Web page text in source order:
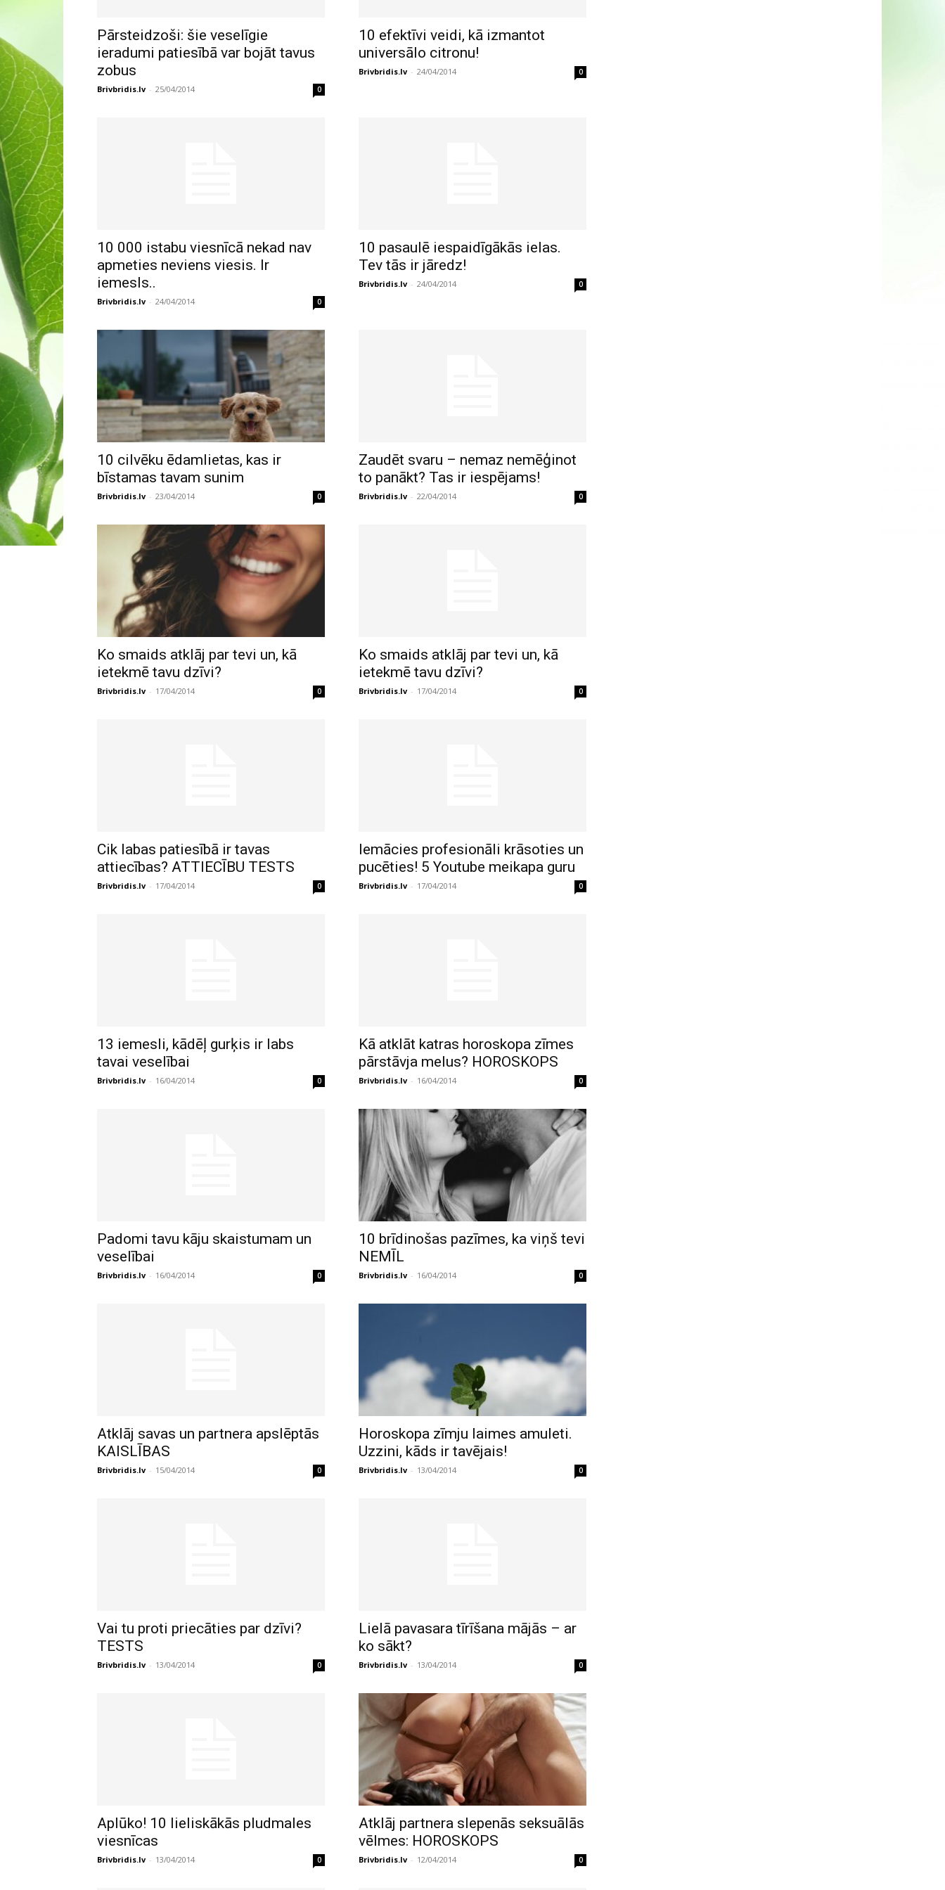
Pārsteidzoši: šie veselīgie
ieradumi patiesībā var bojāt tavus
zobus
Brivbridis.lv - 25/04/2014 0
10 efektīvi veidi, kā izmantot
universālo citronu!
Brivbridis.lv - 24/04/2014 0
10 000 istabu viesnīcā nekad nav
apmeties neviens viesis. Ir
iemesls..
Brivbridis.lv - 24/04/2014 0
10 pasaulē iespaidīgākās ielas.
Tev tās ir jāredz!
Brivbridis.lv - 24/04/2014 0
10 cilvēku ēdamlietas, kas ir
bīstamas tavam sunim
Brivbridis.lv - 23/04/2014 0
Zaudēt svaru – nemaz nemēģinot
to panākt? Tas ir iespējams!
Brivbridis.lv - 22/04/2014 0
Ko smaids atklāj par tevi un, kā
ietekmē tavu dzīvi?
Brivbridis.lv - 17/04/2014 0
Ko smaids atklāj par tevi un, kā
ietekmē tavu dzīvi?
Brivbridis.lv - 17/04/2014 0
Cik labas patiesībā ir tavas
attiecības? ATTIECĪBU TESTS
Brivbridis.lv - 17/04/2014 0
Iemācies profesionāli krāsoties un
pucēties! 5 Youtube meikapa guru
Brivbridis.lv - 17/04/2014 0
13 iemesli, kādēļ gurķis ir labs
tavai veselībai
Brivbridis.lv - 16/04/2014 0
Kā atklāt katras horoskopa zīmes
pārstāvja melus? HOROSKOPS
Brivbridis.lv - 16/04/2014 0
Padomi tavu kāju skaistumam un
veselībai
Brivbridis.lv - 16/04/2014 0
10 brīdinošas pazīmes, ka viņš tevi
NEMĪL
Brivbridis.lv - 16/04/2014 0
Atklāj savas un partnera apslēptās
KAISLĪBAS
Brivbridis.lv - 15/04/2014 0
Horoskopa zīmju laimes amuleti.
Uzzini, kāds ir tavējais!
Brivbridis.lv - 13/04/2014 0
Vai tu proti priecāties par dzīvi?
TESTS
Brivbridis.lv - 13/04/2014 0
Lielā pavasara tīrīšana mājās – ar
ko sākt?
Brivbridis.lv - 13/04/2014 0
Aplūko! 10 lieliskākās pludmales
viesnīcas
Brivbridis.lv - 13/04/2014 0
Atklāj partnera slepenās seksuālās
vēlmes: HOROSKOPS
Brivbridis.lv - 12/04/2014 0